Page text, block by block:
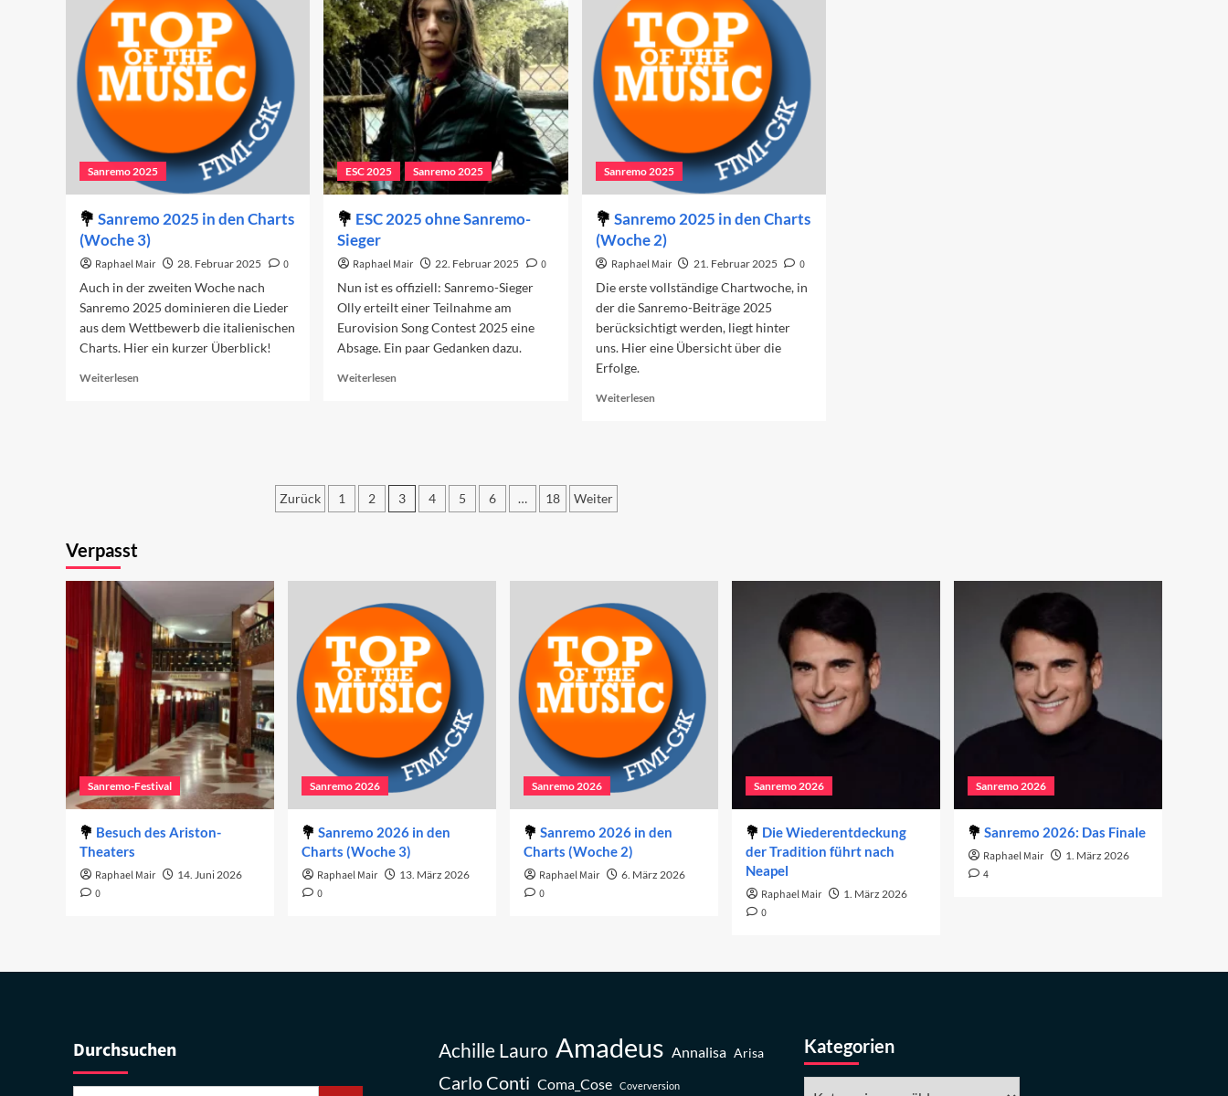
kann
beginnen
(37–
11)
Sanremo 2025
Sanremo 2025 in den Charts
(Woche 3)
Raphael Mair 28. Februar 2025
0
Auch in der zweiten Woche nach
Sanremo 2025 dominieren die Lieder
aus dem Wettbewerb die italienischen
Charts. Hier ein kurzer Überblick!
Weiterlesen
ESC 2025 Sanremo 2025
ESC 2025 ohne Sanremo-
Sieger
Raphael Mair 22. Februar 2025
0
Nun ist es offiziell: Sanremo-Sieger
Olly erteilt einer Teilnahme am
Eurovision Song Contest 2025 eine
Absage. Ein paar Gedanken dazu.
Weiterlesen
Sieger
Sanremo 2025
Sanremo 2025 in den Charts
(Woche 2)
Raphael Mair 21. Februar 2025
0
Die erste vollständige Chartwoche, in
der die Sanremo-Beiträge 2025
berücksichtigt werden, liegt hinter
uns. Hier eine Übersicht über die
Erfolge.
WeiterlesenRead
Beiträge
Zurück 1 2 3 4 5 6 … 18 Weiter
Verpasst
Sanremo-Festival
Besuch des Ariston-
Theaters
Raphael Mair 14. Juni 2026
0
Sanremo 2026
Sanremo 2026 in den
Charts (Woche 3)
Raphael Mair 13. März 2026
0
Sanremo 2026
Sanremo 2026 in den
Charts (Woche 2)
Raphael Mair 6. März 2026
0
Sanremo 2026
Die Wiederentdeckung
der Tradition führt nach
Neapel
Raphael Mair 1. März 2026
0
Sanremo 2026
Sanremo 2026: Das Finale
Raphael Mair 1. März 2026
4
Durchsuchen Achille Lauro Amadeus Annalisa Arisa
Carlo Conti Coma_Cose Coverversion
Kategorien